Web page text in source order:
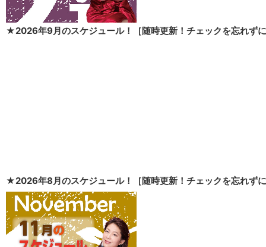
★2026年9月のスケジュール！［随時更新！チェックを忘れずに
★2026年8月のスケジュール！［随時更新！チェックを忘れずに